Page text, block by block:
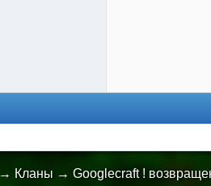
→ Кланы →Googlecraft !